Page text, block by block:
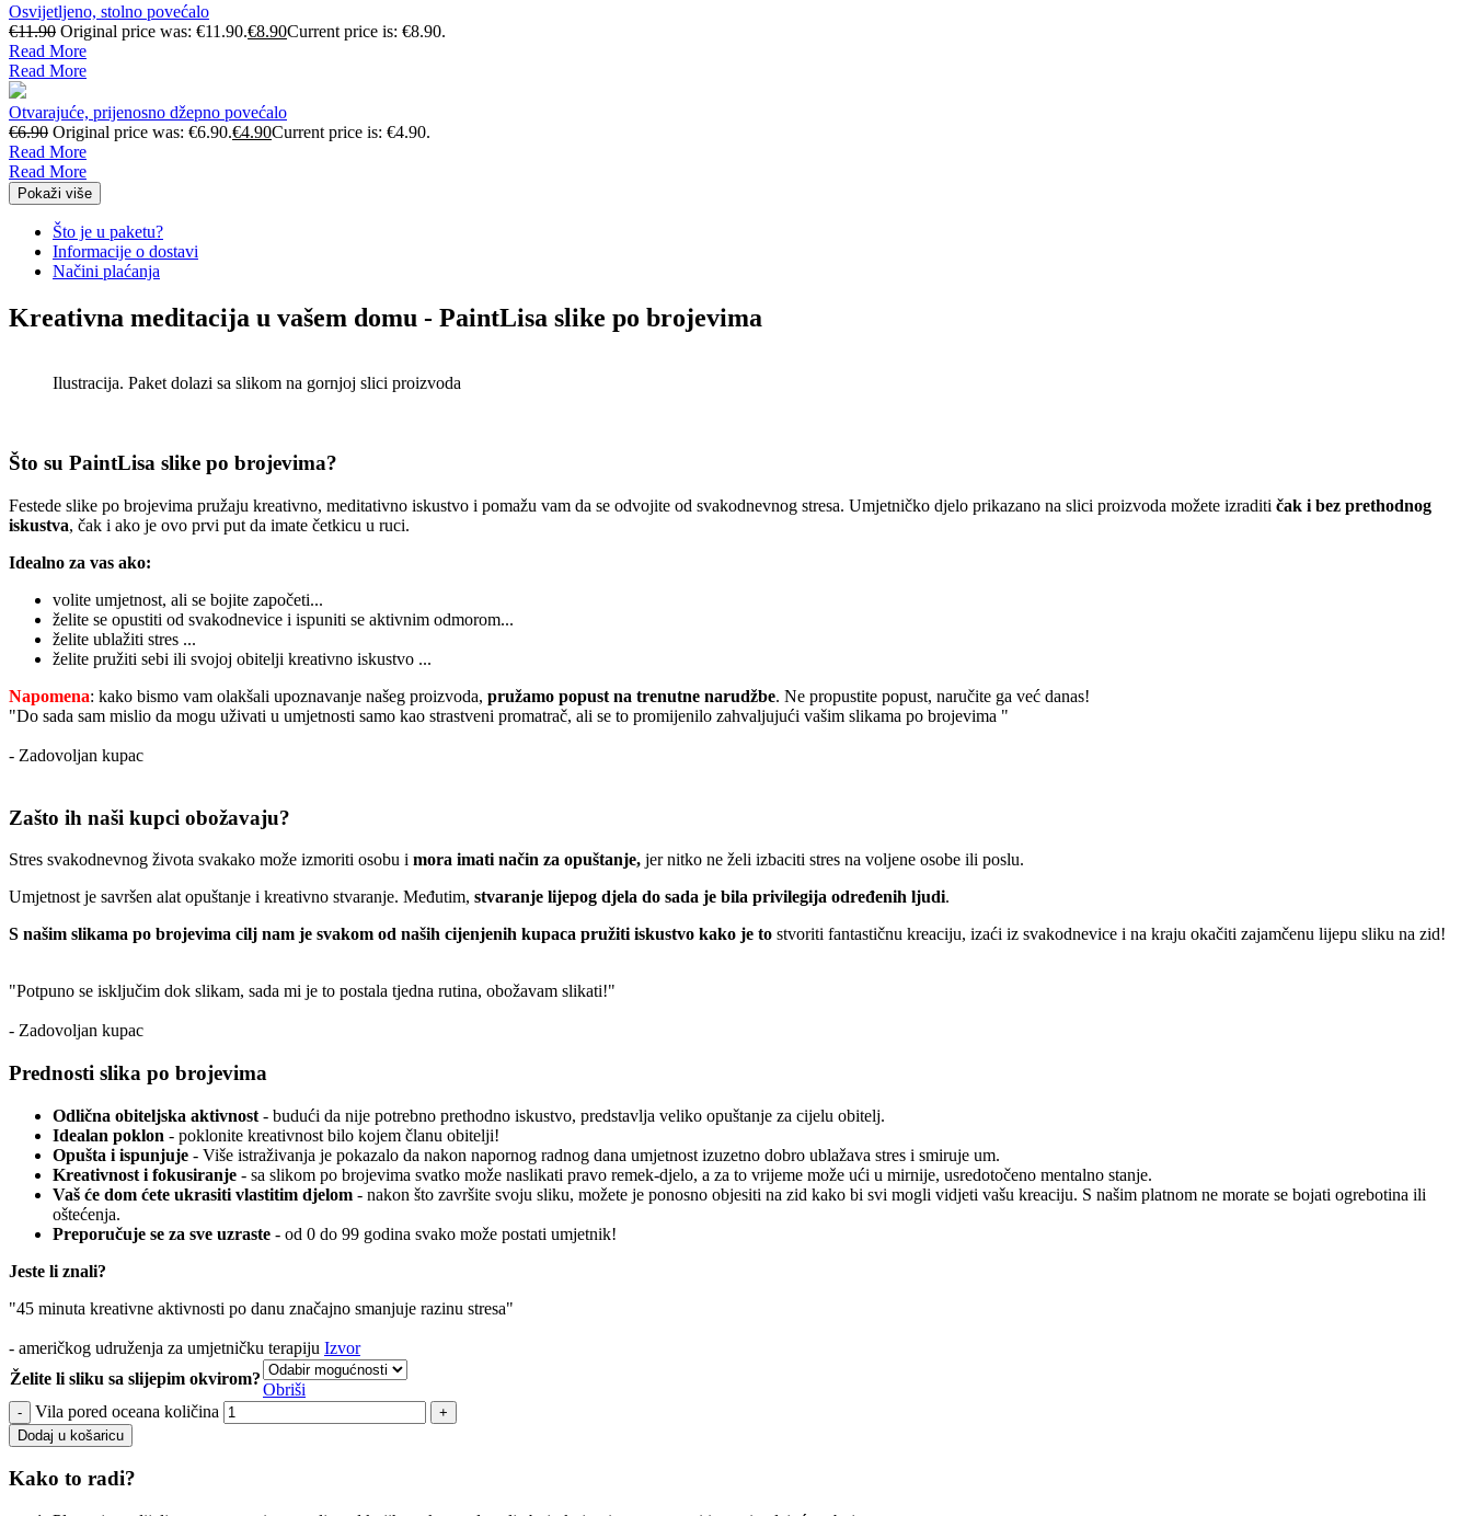
Osvijetljeno, stolno povećalo
€11.90 Original price was: €11.90.€8.90Current price is: €8.90.
Read More
Read More
Otvarajuće, prijenosno džepno povećalo
€6.90 Original price was: €6.90.€4.90Current price is: €4.90.
Read More
Read More
Pokaži više
Što je u paketu?
Informacije o dostavi
Načini plaćanja
Kreativna meditacija u vašem domu - PaintLisa slike po brojevima
Ilustracija. Paket dolazi sa slikom na gornjoj slici proizvoda
Što su PaintLisa slike po brojevima?
Festede slike po brojevima pružaju kreativno, meditativno iskustvo i pomažu vam da se odvojite od svakodnevnog stresa. Umjetničko djelo prikazano na slici proizvoda možete izraditi čak i bez prethodnog
iskustva, čak i ako je ovo prvi put da imate četkicu u ruci.
Idealno za vas ako:
volite umjetnost, ali se bojite započeti...
želite se opustiti od svakodnevice i ispuniti se aktivnim odmorom...
želite ublažiti stres ...
želite pružiti sebi ili svojoj obitelji kreativno iskustvo ...
Napomena: kako bismo vam olakšali upoznavanje našeg proizvoda, pružamo popust na trenutne narudžbe. Ne propustite popust, naručite ga već danas!
"Do sada sam mislio da mogu uživati u umjetnosti samo kao strastveni promatrač, ali se to promijenilo zahvaljujući vašim slikama po brojevima "
- Zadovoljan kupac
Zašto ih naši kupci obožavaju?
Stres svakodnevnog života svakako može izmoriti osobu i mora imati način za opuštanje, jer nitko ne želi izbaciti stres na voljene osobe ili poslu.
Umjetnost je savršen alat opuštanje i kreativno stvaranje. Međutim, stvaranje lijepog djela do sada je bila privilegija određenih ljudi.
S našim slikama po brojevima cilj nam je svakom od naših cijenjenih kupaca pružiti iskustvo kako je to stvoriti fantastičnu kreaciju, izaći iz svakodnevice i na kraju okačiti zajamčenu lijepu sliku na zid!
"Potpuno se isključim dok slikam, sada mi je to postala tjedna rutina, obožavam slikati!"
- Zadovoljan kupac
Prednosti slika po brojevima
Odlična obiteljska aktivnost - budući da nije potrebno prethodno iskustvo, predstavlja veliko opuštanje za cijelu obitelj.
Idealan poklon - poklonite kreativnost bilo kojem članu obitelji!
Opušta i ispunjuje - Više istraživanja je pokazalo da nakon napornog radnog dana umjetnost izuzetno dobro ublažava stres i smiruje um.
Kreativnost i fokusiranje - sa slikom po brojevima svatko može naslikati pravo remek-djelo, a za to vrijeme može ući u mirnije, usredotočeno mentalno stanje.
Vaš će dom ćete ukrasiti vlastitim djelom - nakon što završite svoju sliku, možete je ponosno objesiti na zid kako bi svi mogli vidjeti vašu kreaciju. S našim platnom ne morate se bojati ogrebotina ili
oštećenja.
Preporučuje se za sve uzraste - od 0 do 99 godina svako može postati umjetnik!
Jeste li znali?
"45 minuta kreativne aktivnosti po danu značajno smanjuje razinu stresa"
- američkog udruženja za umjetničku terapiju Izvor
Želite li sliku sa slijepim okvirom?
Obriši
Vila pored oceana količina
Dodaj u košaricu
Kako to radi?